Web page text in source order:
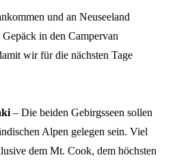
und an Neuseeland
in den Campervan
wir für die nächsten Tage
– Die beiden Gebirgsseen sollen
Alpen gelegen sein. Viel
dem Mt. Cook, dem höchsten